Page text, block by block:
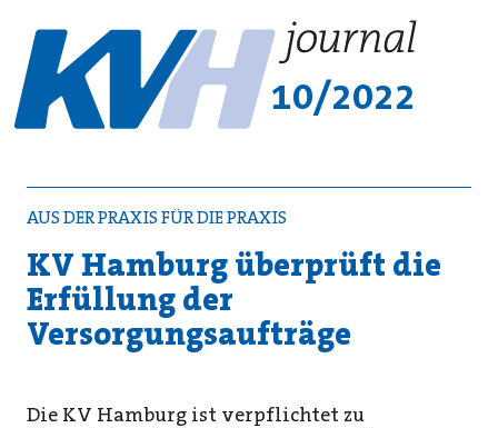
10/2022
KV Hamburg überprüft die
Erfüllung der
Versorgungsaufträge
AUS DER PRAXIS FÜR DIE PRAXIS
Die KV Hamburg ist verpflichtet zu